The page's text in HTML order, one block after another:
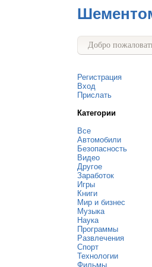
Добро
Регистрация
Вход
Прислать
Категории
Все
Автомобили
Безопасность
Видео
Другое
Заработок
Игры
Книги
Мир и бизнес
Музыка
Наука
Программы
Развлечения
Спорт
Технологии
Фильмы